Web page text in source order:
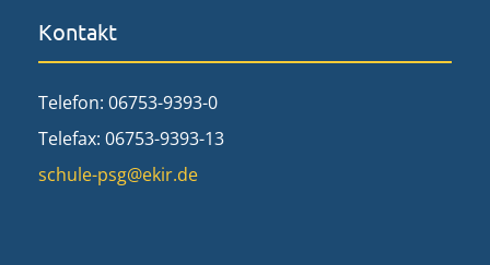
Kontakt
Telefon: 06753-9393-0
Telefax: 06753-9393-13
schule-psg@ekir.de